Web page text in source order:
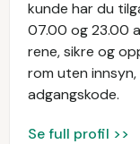
kunde har du
07.00 og 23.00
rene, sikre og
rom uten
adgangskode.
Se full profil >>